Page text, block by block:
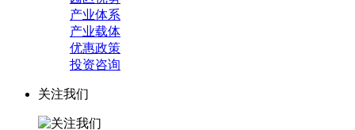
产业体系
产业载体
优惠政策
投资咨询
关注我们